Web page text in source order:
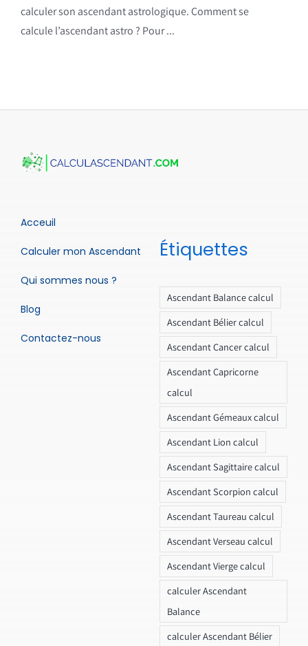
calculer son ascendant astrologique. Comment se
calcule l’ascendant astro ? Pour ...
Acceuil
Calculer mon Ascendant
Qui sommes nous ?
Blog
Contactez-nous
Étiquettes
Ascendant Balance calcul
Ascendant Bélier calcul
Ascendant Cancer calcul
Ascendant Capricorne
calcul
Ascendant Gémeaux calcul
Ascendant Lion calcul
Ascendant Sagittaire calcul
Ascendant Scorpion calcul
Ascendant Taureau calcul
Ascendant Verseau calcul
Ascendant Vierge calcul
calculer Ascendant
Balance
calculer Ascendant Bélier